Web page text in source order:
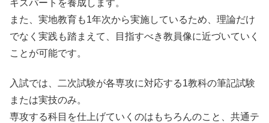
キスパートを養成します。
また、実地教育も1年次から実施しているため、理論だけ
でなく実践も踏まえて、目指すべき教員像に近づいていく
ことが可能です。
入試では、二次試験が各専攻に対応する1教科の筆記試験
または実技のみ。
専攻する科目を仕上げていくのはもちろんのこと、共通テ